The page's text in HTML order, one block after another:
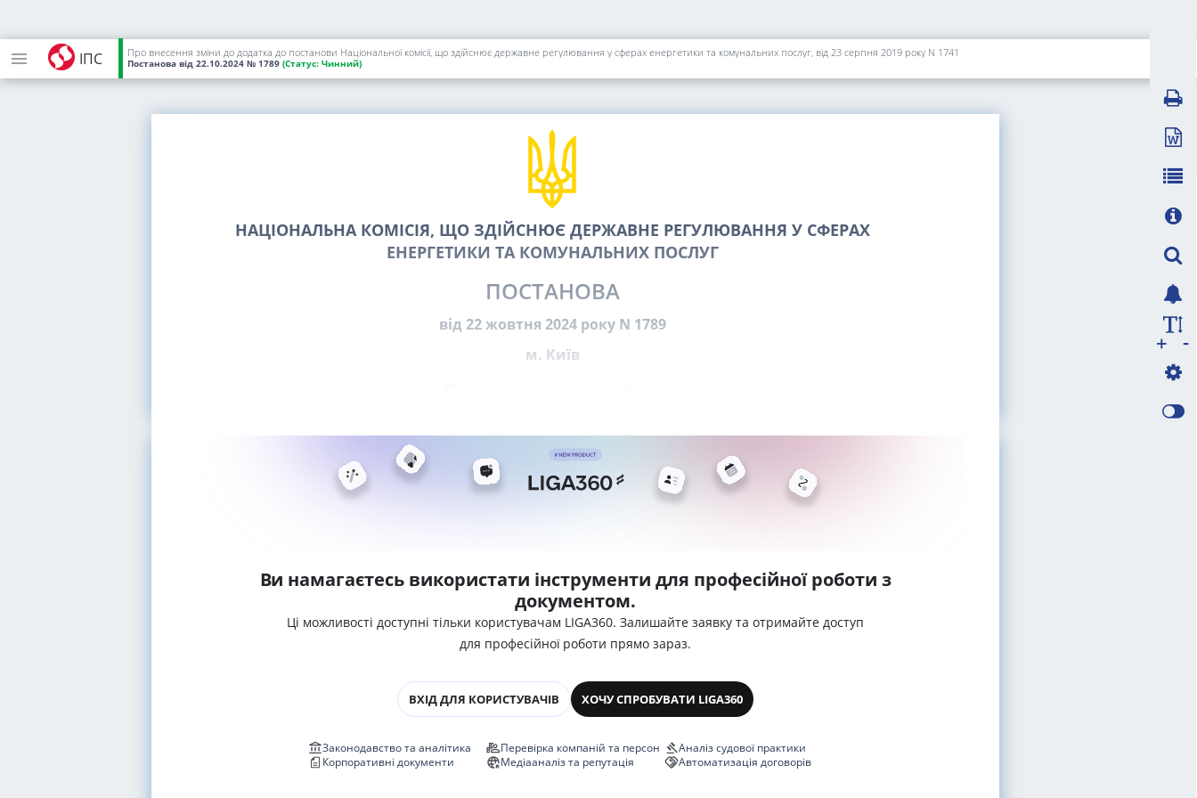
ІПС Про внесення зміни до додатка до постанови Національної комісії, що здійснює державне регулювання у сферах енергетики та комунальних послуг, від 23 серпня 2019 року N 1741
Постанова від 22.10.2024 № 1789 (Статус: Чинний)
НАЦІОНАЛЬНА КОМІСІЯ, ЩО ЗДІЙСНЮЄ ДЕРЖАВНЕ РЕГУЛЮВАННЯ У СФЕРАХ
ЕНЕРГЕТИКИ ТА КОМУНАЛЬНИХ ПОСЛУГ
ПОСТАНОВА
від 22 жовтня 2024 року N 1789
м. Київ
Ви намагаєтесь використати інструменти для професійної роботи з
документом.
Ці можливості доступні тільки користувачам LIGA360. Залишайте заявку та отримайте доступ
для професійної роботи прямо зараз.
ВХІД ДЛЯ КОРИСТУВАЧІВ ХОЧУ СПРОБУВАТИ LIGA360
Законодавство та аналітика
Корпоративні документи
Перевірка компаній та персон
Медіааналіз та репутація
Аналіз судової практики
Автоматизація договорів
-
+